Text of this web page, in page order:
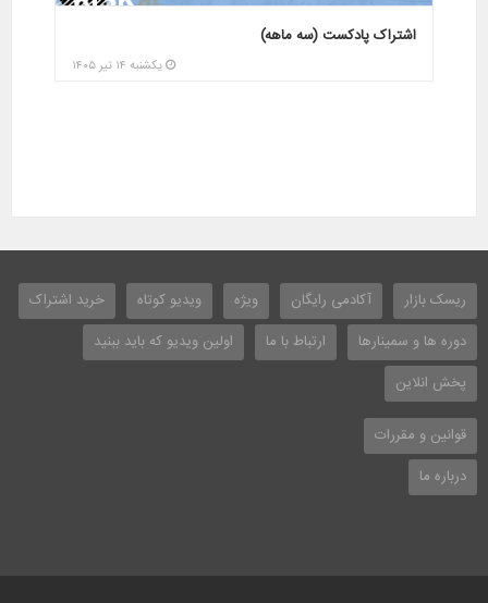
دوره پیش بینی تغییرات ژئوپولتیک و خاورمیانه در سال
ریسک بازار آکادمی رایگان ویژه ویدیو کوتاه
خرید اشتراک
دوره ها و سمینارها
ارتباط با ما
اولین ویدیو که باید ببنید
پخش انلاین
قوانین و مقررات
درباره ما